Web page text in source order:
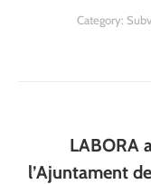
Category:
LABORA
l’Ajuntament